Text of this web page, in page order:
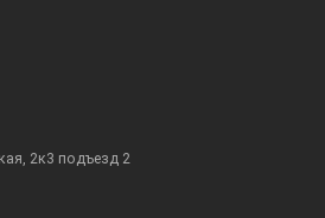
2к3 подъезд 2